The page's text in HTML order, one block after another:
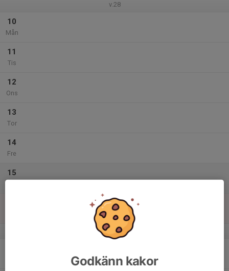
v.28
10
Mån
11
Tis
12
Ons
13
Tor
14
Fre
15
v.29
Godkänn kakor